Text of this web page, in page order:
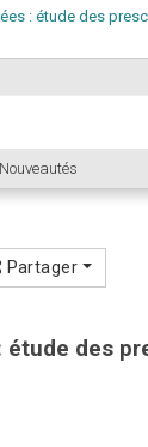
: étude des
Nouveautés
Partager
des